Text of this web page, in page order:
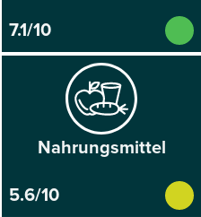
7.1/10
Nahrungs­mittel
5.6/10